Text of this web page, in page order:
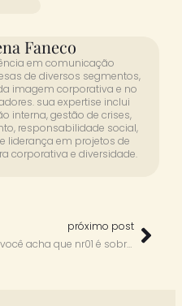
Faneco
em comunicação
de diversos segmentos,
imagem corporativa e no
sua expertise inclui
interna, gestão de crises,
responsabilidade social,
liderança em projetos de
corporativa e diversidade.
próximo post
você acha que nr01 é sobre saúde mental? não é! – com tatiana violaro bellini